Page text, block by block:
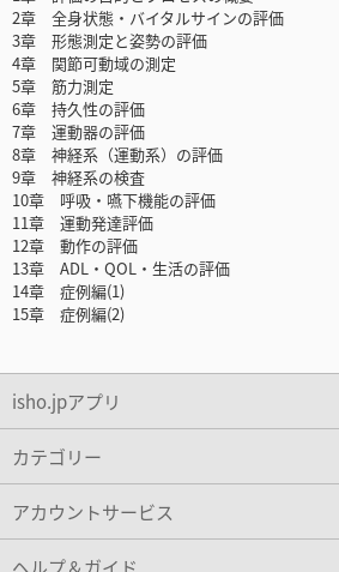
2章 全身状態・バイタルサインの評価
3章 形態測定と姿勢の評価
4章 関節可動域の測定
5章 筋力測定
6章 持久性の評価
7章 運動器の評価
8章 神経系（運動系）の評価
9章 神経系の検査
10章 呼吸・嚥下機能の評価
11章 運動発達評価
12章 動作の評価
13章 ADL・QOL・生活の評価
14章 症例編(1)
15章 症例編(2)
isho.jpアプリ
カテゴリー
アカウントサービス
ヘルプ＆ガイド